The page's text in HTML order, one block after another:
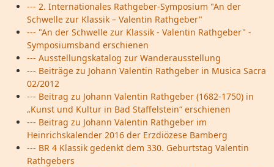
--- 2. Internationales Rathgeber-Symposium "An der
Schwelle zur Klassik – Valentin Rathgeber"
--- "An der Schwelle zur Klassik - Valentin Rathgeber" -
Symposiumsband erschienen
--- Ausstellungskatalog zur Wanderausstellung
--- Beiträge zu Johann Valentin Rathgeber in Musica Sacra
02/2012
--- Beitrag zu Johann Valentin Rathgeber (1682-1750) in
„Kunst und Kultur in Bad Staffelstein“ erschienen
--- Beitrag zu Johann Valentin Rathgeber im
Heinrichskalender 2016 der Erzdiözese Bamberg
--- BR 4 Klassik gedenkt dem 330. Geburtstag Valentin
Rathgebers